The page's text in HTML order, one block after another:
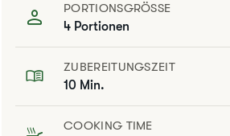
PORTIONSGRÖSSE
4 Portionen
ZUBEREITUNGSZEIT
10 Min.
COOKING TIME